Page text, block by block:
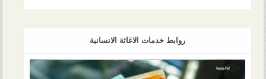
روابط خدمات الاغاثة الانسانية